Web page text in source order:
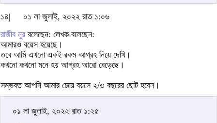
১৪|
০১ লা জুলাই, ২০২২ রাত ১:০৬
রাজীব নুর বলেছেন: লেখক বলেছেন:
আমারও বয়েস হয়েছে।
তবে আমি এখনো একই রকম আগ্রহ নিয়ে দেখি।
কখনো কখনো মনে হয় আগ্রহ আরো বেড়েছে।
সম্ভবত আপনি আমার চেয়ে বয়সে ২/৩ বছরের ছোট হবেন।
০১ লা জুলাই, ২০২২ রাত ১:২৫